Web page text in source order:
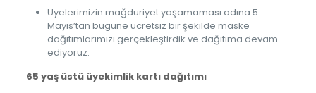
Üyelerimizin mağduriyet yaşamaması adına 5
Mayıs’tan bugüne ücretsiz bir şekilde maske
dağıtımlarımızı gerçekleştirdik ve dağıtıma devam
ediyoruz.
65 yaş üstü üyekimlik kartı dağıtımı